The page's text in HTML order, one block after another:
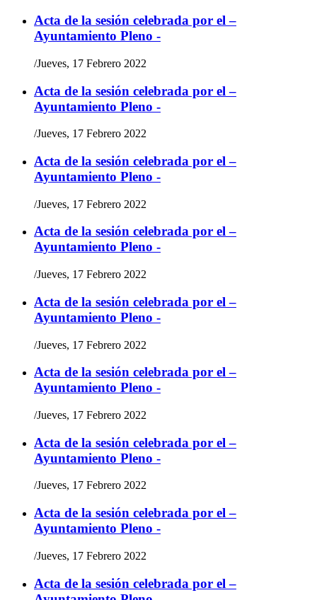
Acta de la sesión celebrada por el –
Ayuntamiento Pleno -
/Jueves, 17 Febrero 2022
Acta de la sesión celebrada por el –
Ayuntamiento Pleno -
/Jueves, 17 Febrero 2022
Acta de la sesión celebrada por el –
Ayuntamiento Pleno -
/Jueves, 17 Febrero 2022
Acta de la sesión celebrada por el –
Ayuntamiento Pleno -
/Jueves, 17 Febrero 2022
Acta de la sesión celebrada por el –
Ayuntamiento Pleno -
/Jueves, 17 Febrero 2022
Acta de la sesión celebrada por el –
Ayuntamiento Pleno -
/Jueves, 17 Febrero 2022
Acta de la sesión celebrada por el –
Ayuntamiento Pleno -
/Jueves, 17 Febrero 2022
Acta de la sesión celebrada por el –
Ayuntamiento Pleno -
/Jueves, 17 Febrero 2022
Acta de la sesión celebrada por el –